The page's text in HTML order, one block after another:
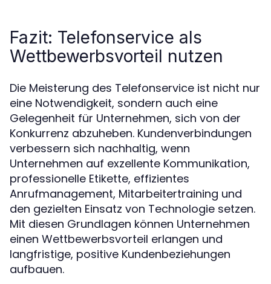
Fazit: Telefonservice als
Wettbewerbsvorteil nutzen
Die Meisterung des Telefonservice ist nicht nur
eine Notwendigkeit, sondern auch eine
Gelegenheit für Unternehmen, sich von der
Konkurrenz abzuheben. Kundenverbindungen
verbessern sich nachhaltig, wenn
Unternehmen auf exzellente Kommunikation,
professionelle Etikette, effizientes
Anrufmanagement, Mitarbeitertraining und
den gezielten Einsatz von Technologie setzen.
Mit diesen Grundlagen können Unternehmen
einen Wettbewerbsvorteil erlangen und
langfristige, positive Kundenbeziehungen
aufbauen.